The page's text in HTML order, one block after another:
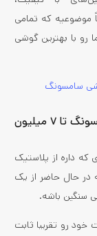
موضوعیه که تمامی
رو با بهترین گوشی
سامسونگ
گلکسی A04 سامسونگ | بهترین گوشی سامسونگ تا ۷ میلیون
داره از پلاستیک
گرم است که اگه در حال حاضر از یک
سنگین باشه.
رو تقریبا ثابت